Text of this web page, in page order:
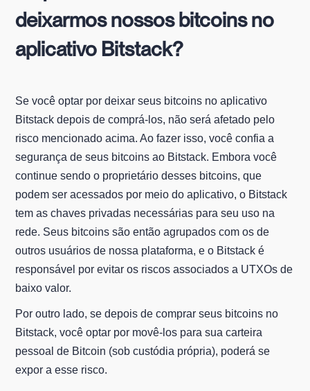
deixarmos nossos bitcoins no
aplicativo Bitstack?
Se você optar por deixar seus bitcoins no aplicativo
Bitstack depois de comprá-los, não será afetado pelo
risco mencionado acima. Ao fazer isso, você confia a
segurança de seus bitcoins ao Bitstack. Embora você
continue sendo o proprietário desses bitcoins, que
podem ser acessados por meio do aplicativo, o Bitstack
tem as chaves privadas necessárias para seu uso na
rede. Seus bitcoins são então agrupados com os de
outros usuários de nossa plataforma, e o Bitstack é
responsável por evitar os riscos associados a UTXOs de
baixo valor.
Por outro lado, se depois de comprar seus bitcoins no
Bitstack, você optar por movê-los para sua carteira
pessoal de Bitcoin (sob custódia própria), poderá se
expor a esse risco.